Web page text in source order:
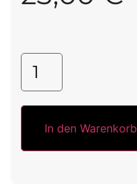
In den Warenkorb